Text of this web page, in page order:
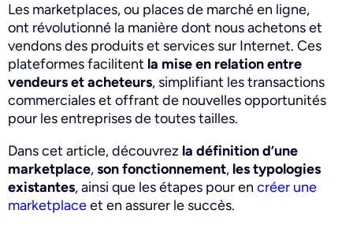
Les marketplaces, ou places de marché en ligne,
ont révolutionné la manière dont nous achetons et
vendons des produits et services sur Internet. Ces
plateformes facilitent la mise en relation entre
vendeurs et acheteurs, simplifiant les transactions
commerciales et offrant de nouvelles opportunités
pour les entreprises de toutes tailles.
Dans cet article, découvrez la définition d’une
marketplace,sonfonctionnement, les typologies
existantes, ainsi que les étapes pour en créer une
marketplaceet en assurer le succès.